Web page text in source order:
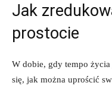
Jak
prostocie
W dobie, gdy tempo życia
się, jak można uprościć